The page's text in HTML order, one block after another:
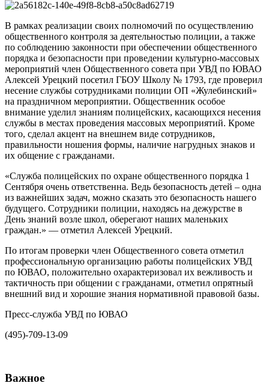
В рамках реализации своих полномочий по осуществлению
общественного контроля за деятельностью полиции, а также
по соблюдению законности при обеспечении общественного
порядка и безопасности при проведении культурно-массовых
мероприятий член Общественного совета при УВД по ЮВАО
Алексей Урецкий посетил ГБОУ Школу № 1793, где проверил
несение службы сотрудниками полиции ОП «Жулебинский»
на праздничном мероприятии. Общественник особое
внимание уделил знаниям полицейских, касающихся несения
службы в местах проведения массовых мероприятий. Кроме
того, сделал акцент на внешнем виде сотрудников,
правильности ношения формы, наличие нагрудных знаков и
их общение с гражданами.
«Служба полицейских по охране общественного порядка 1
Сентября очень ответственна. Ведь безопасность детей – одна
из важнейших задач, можно сказать это безопасность нашего
будущего. Сотрудники полиции, находясь на дежурстве в
День знаний возле школ, оберегают наших маленьких
граждан.» — отметил Алексей Урецкий.
По итогам проверки член Общественного совета отметил
профессиональную организацию работы полицейских УВД
по ЮВАО, положительно охарактеризовал их вежливость и
тактичность при общении с гражданами, отметил опрятный
внешний вид и хорошие знания нормативной правовой базы.
Пресс-служба УВД по ЮВАО
(495)-709-13-09
Важное